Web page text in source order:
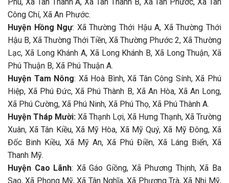
Công Chí, Xã An Phước.
Huyện Hồng Ngự: Xã Thường Thới Hậu A, Xã Thường Thới
Hậu B, Xã Thường Thới Tiền, Xã Thường Phước 2, Xã Thường
Lạc, Xã Long Khánh A, Xã Long Khánh B, Xã Long Thuận, Xã
Phú Thuận B, Xã Phú Thuận A.
Huyện Tam Nông: Xã Hoà Bình, Xã Tân Công Sính, Xã Phú
Hiệp, Xã Phú Đức, Xã Phú Thành B, Xã An Hòa, Xã An Long,
Xã Phú Cường, Xã Phú Ninh, Xã Phú Thọ, Xã Phú Thành A.
Huyện Tháp Mười: Xã Thạnh Lợi, Xã Hưng Thạnh, Xã Trường
Xuân, Xã Tân Kiều, Xã Mỹ Hòa, Xã Mỹ Quý, Xã Mỹ Đông, Xã
Đốc Binh Kiều, Xã Mỹ An, Xã Phú Điền, Xã Láng Biển, Xã
Thanh Mỹ.
Huyện Cao Lãnh: Xã Gáo Giồng, Xã Phương Thịnh, Xã Ba
Sao, Xã Phong Mỹ, Xã Tân Nghĩa, Xã Phương Trà, Xã Nhị Mỹ,